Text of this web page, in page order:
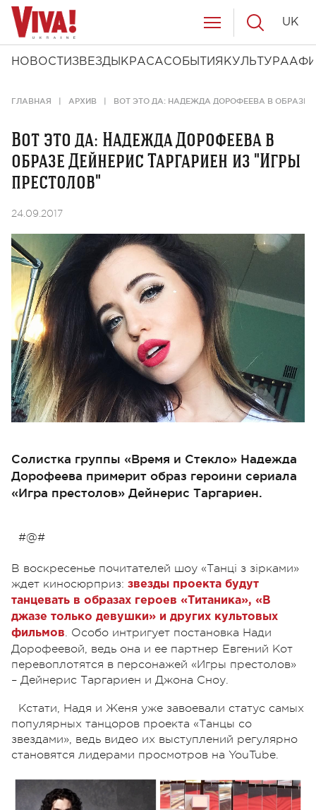
НОВОСТИ ЗВЕЗДЫ КРАСАСОБЫТИЯ КУЛЬТУРА
UK
ГЛАВНАЯ АРХИВ ВОТ ЭТО ДА: НАДЕЖДА ДОРОФЕЕВА В ОБРАЗЕ
Вот это да: Надежда Дорофеева в
образе Дейнерис Таргариен из "Игры
престолов"
24.09.2017
Солистка группы «Время и Стекло» Надежда
Дорофеева примерит образ героини сериала
«Игра престолов» Дейнерис Таргариен.
#@#
В воскресенье почитателей шоу «Танці з зірками»
ждет киносюрприз: звезды проекта будут
танцевать в образах героев «Титаника», «В
джазе только девушки» и других культовых
фильмов. Особо интригует постановка Нади
Дорофеевой, ведь она и ее партнер Евгений Кот
перевоплотятся в персонажей «Игры престолов»
– Дейнерис Таргариен и Джона Сноу.
Кстати, Надя и Женя уже завоевали статус самых
популярных танцоров проекта «Танцы со
звездами», ведь видео их выступлений регулярно
становятся лидерами просмотров на YouTube.